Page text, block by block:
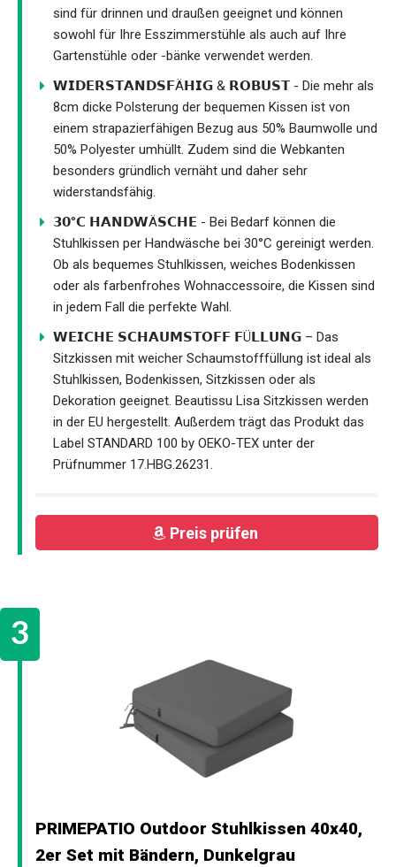
sind für drinnen und draußen geeignet und können
sowohl für Ihre Esszimmerstühle als auch auf Ihre
Gartenstühle oder -bänke verwendet werden.
𝗪𝗜𝗗𝗘𝗥𝗦𝗧𝗔𝗡𝗗𝗦𝗙Ä𝗛𝗜𝗚 & 𝗥𝗢𝗕𝗨𝗦𝗧 - Die mehr als
8cm dicke Polsterung der bequemen Kissen ist von
einem strapazierfähigen Bezug aus 50% Baumwolle und
50% Polyester umhüllt. Zudem sind die Webkanten
besonders gründlich vernäht und daher sehr
widerstandsfähig.
𝟯𝟬°𝗖 𝗛𝗔𝗡𝗗𝗪Ä𝗦𝗖𝗛𝗘 - Bei Bedarf können die
Stuhlkissen per Handwäsche bei 30°C gereinigt werden.
Ob als bequemes Stuhlkissen, weiches Bodenkissen
oder als farbenfrohes Wohnaccessoire, die Kissen sind
in jedem Fall die perfekte Wahl.
𝗪𝗘𝗜𝗖𝗛𝗘 𝗦𝗖𝗛𝗔𝗨𝗠𝗦𝗧𝗢𝗙𝗙 𝗙Ü𝗟𝗟𝗨𝗡𝗚 – Das
Sitzkissen mit weicher Schaumstofffüllung ist ideal als
Stuhlkissen, Bodenkissen, Sitzkissen oder als
Dekoration geeignet. Beautissu Lisa Sitzkissen werden
in der EU hergestellt. Außerdem trägt das Produkt das
Label STANDARD 100 by OEKO-TEX unter der
Prüfnummer 17.HBG.26231.
Preis prüfen
PRIMEPATIO Outdoor Stuhlkissen 40x40,
2er Set mit Bändern, Dunkelgrau